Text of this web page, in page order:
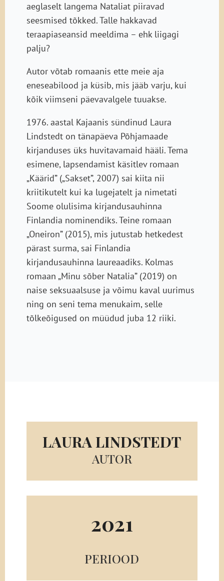
aeglaselt langema Nataliat piiravad
seesmised tõkked. Talle hakkavad
teraapiaseansid meeldima – ehk liigagi
palju?
Autor võtab romaanis ette meie aja
eneseabilood ja küsib, mis jääb varju, kui
kõik viimseni päevavalgele tuuakse.
1976. aastal Kajaanis sündinud Laura
Lindstedt on tänapäeva Põhjamaade
kirjanduses üks huvitavamaid hääli. Tema
esimene, lapsendamist käsitlev romaan
„Käärid” („Sakset”, 2007) sai kiita nii
kriitikutelt kui ka lugejatelt ja nimetati
Soome olulisima kirjandusauhinna
Finlandia nominendiks. Teine romaan
„Oneiron” (2015), mis jutustab hetkedest
pärast surma, sai Finlandia
kirjandusauhinna laureaadiks. Kolmas
romaan „Minu sõber Natalia” (2019) on
naise seksuaalsuse ja võimu kaval uurimus
ning on seni tema menukaim, selle
tõlkeõigused on müüdud juba 12 riiki.
LAURA LINDSTEDT
AUTOR
2021
PERIOOD